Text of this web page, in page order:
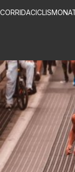
CORRIDACICLISMO